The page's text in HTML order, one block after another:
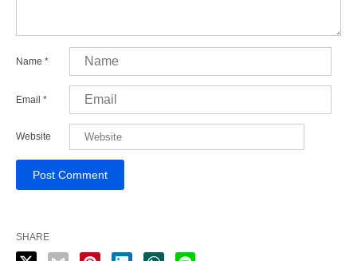
Name *
Email *
Website
SHARE